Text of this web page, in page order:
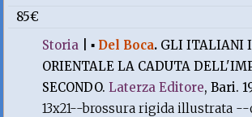
85€
Storia |▪ Del Boca. GLI ITALIANI
ORIENTALE LA CADUTA
SECONDO.Laterza Editore, Bari.
13x21--brossura rigida illustrata